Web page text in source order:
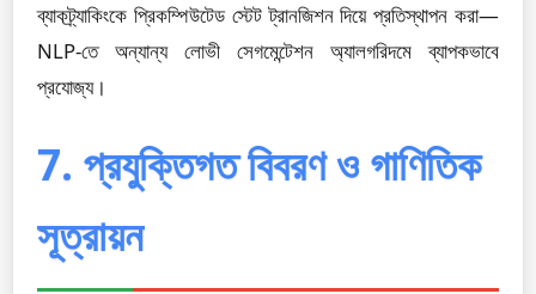
ব্যাকট্র্যাকিংকে প্রিকম্পিউটেড স্টেট ট্রানজিশন দিয়ে প্রতিস্থাপন করা—
NLP-তে অন্যান্য লোভী সেগমেন্টেশন অ্যালগরিদমে ব্যাপকভাবে
প্রযোজ্য।
7. প্রযুক্তিগত বিবরণ ও গাণিতিক
সূত্রায়ন